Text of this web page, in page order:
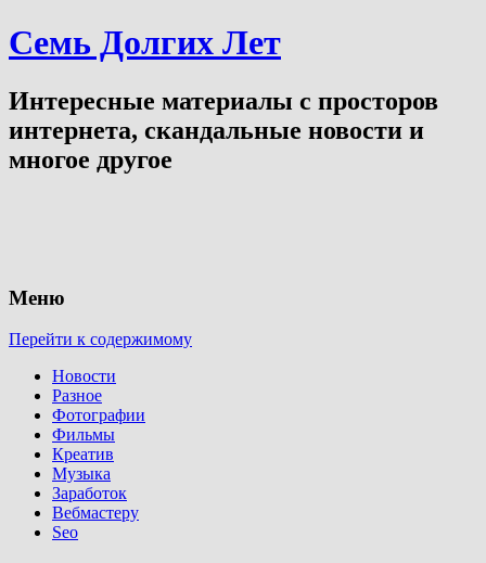
Семь Долгих Лет
Интересные материалы с просторов
интернета, скандальные новости и
многое другое
Меню
Перейти к содержимому
Новости
Разное
Фотографии
Фильмы
Креатив
Музыка
Заработок
Вебмастеру
Seo